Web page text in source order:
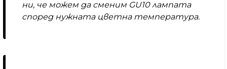
ни, че можем да сменим GU10 лампата
според нужната цветна температура.